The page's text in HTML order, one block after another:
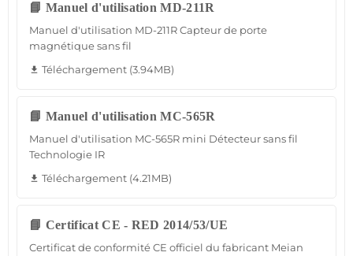
📘 Manuel d'utilisation MD-211R
Manuel d'utilisation MD-211R Capteur de porte
magnétique sans fil
file_download Téléchargement (3.94MB)
📘 Manuel d'utilisation MC-565R
Manuel d'utilisation MC-565R mini Détecteur sans fil
Technologie IR
file_download Téléchargement (4.21MB)
📘 Certificat CE - RED 2014/53/UE
Certificat de conformité CE officiel du fabricant Meian